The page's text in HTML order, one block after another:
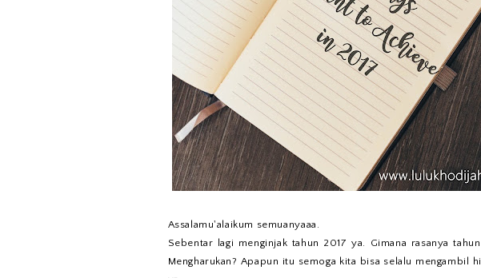
Assalamu'alaikum semuanyaaa.
Sebentar lagi menginjak tahun 2017 ya. Gimana rasanya
Mengharukan? Apapun itu semoga kita bisa selalu mengambil